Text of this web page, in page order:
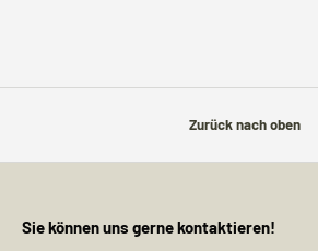
Zurück nach oben
Sie können uns gerne kontaktieren!